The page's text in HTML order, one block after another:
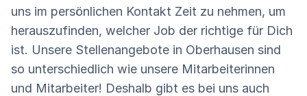
uns im persönlichen Kontakt Zeit zu nehmen, um
herauszufinden, welcher Job der richtige für Dich
ist. Unsere Stellenangebote in Oberhausen sind
so unterschiedlich wie unsere Mitarbeiterinnen
und Mitarbeiter! Deshalb gibt es bei uns auch